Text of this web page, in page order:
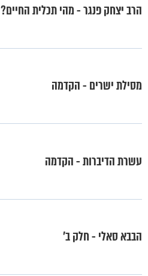
הרב יצחק פנגר - מהי תכלית החיים?
מסילת ישרים - הקדמה
עשרת הדיברות - הקדמה
הבבא סאלי - חלק ב’